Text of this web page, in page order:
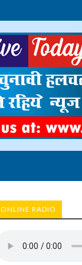
ONLINE RADIO